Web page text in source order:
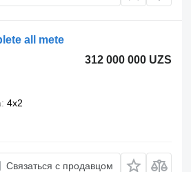
all mete
312 000 000 UZS
4x2
Связаться с продавцом